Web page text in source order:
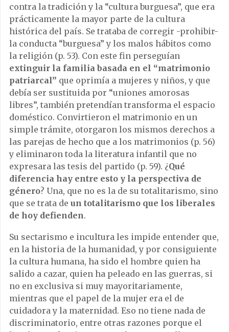
contra la tradición y la “cultura burguesa”, que era
prácticamente la mayor parte de la cultura
histórica del país. Se trataba de corregir -prohibir-
la conducta “burguesa” y los malos hábitos como
la religión (p. 53). Con este fin perseguían
extinguir la familia basada en el “matrimonio
patriarcal” que oprimía a mujeres y niños, y que
debía ser sustituida por “uniones amorosas
libres”, también pretendían transforma el espacio
doméstico. Convirtieron el matrimonio en un
simple trámite, otorgaron los mismos derechos a
las parejas de hecho que a los matrimonios (p. 56)
y eliminaron toda la literatura infantil que no
expresara las tesis del partido (p. 59). ¿Qué
diferencia hay entre esto y la perspectiva de
género? Una, que no es la de su totalitarismo, sino
que se trata de un totalitarismo que los liberales
de hoy defienden.
Su sectarismo e incultura les impide entender que,
en la historia de la humanidad, y por consiguiente
la cultura humana, ha sido el hombre quien ha
salido a cazar, quien ha peleado en las guerras, si
no en exclusiva si muy mayoritariamente,
mientras que el papel de la mujer era el de
cuidadora y la maternidad. Eso no tiene nada de
discriminatorio, entre otras razones porque el